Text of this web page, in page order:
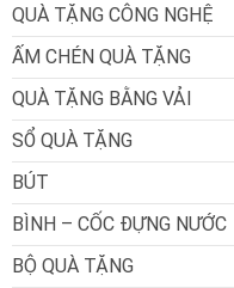
QUÀ TẶNG CÔNG NGHỆ
ẤM CHÉN QUÀ TẶNG
QUÀ TẶNG BẰNG VẢI
SỔ QUÀ TẶNG
BÚT
BÌNH – CỐC ĐỰNG NƯỚC
BỘ QUÀ TẶNG